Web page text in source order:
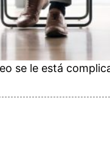
se le está